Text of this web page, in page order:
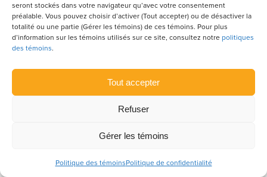
seront stockés dans votre navigateur qu’avec votre consentement
préalable. Vous pouvez choisir d’activer (Tout accepter) ou de désactiver la
totalité ou une partie (Gérer les témoins) de ces témoins. Pour plus
d’information sur les témoins utilisés sur ce site, consultez notre politiques
des témoins.
Tout accepter
Refuser
Gérer les témoins
Politique des témoinsPolitique de confidentialité
TECHNIQUE
Paul Demers
Chroniqueur technique
La prévention incendie et ses
termes techniques
Chroniqueur technique